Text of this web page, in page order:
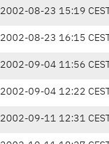
2002-08-23 15:19 CEST
2002-08-23 16:15 CEST
2002-09-04 11:56 CEST
2002-09-04 12:22 CEST
2002-09-11 12:31 CEST